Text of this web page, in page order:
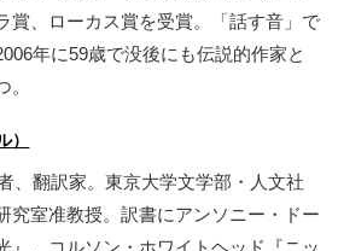
賞、ローカス賞を受賞。「話す音」で
年に59歳で没後にも伝説的作家と
。
、翻訳家。東京大学文学部・人文社
究室准教授。訳書にアンソニー・ドー
』、コルソン・ホワイトヘッド『ニッ